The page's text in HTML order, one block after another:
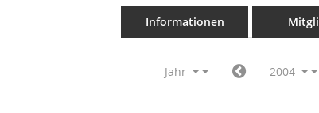
Informationen
Jahr 2004